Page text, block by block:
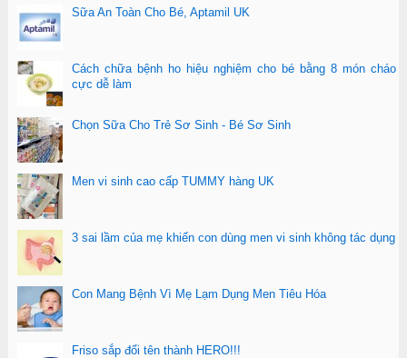
Sữa An Toàn Cho Bé, Aptamil UK
Cách chữa bệnh ho hiệu nghiệm cho bé bằng 8 món cháo
cực dễ làm
Chọn Sữa Cho Trẻ Sơ Sinh - Bé Sơ Sinh
Men vi sinh cao cấp TUMMY hàng UK
3 sai lầm của mẹ khiến con dùng men vi sinh không tác dụng
Con Mang Bệnh Vì Mẹ Lạm Dụng Men Tiêu Hóa
Friso sắp đổi tên thành HERO!!!